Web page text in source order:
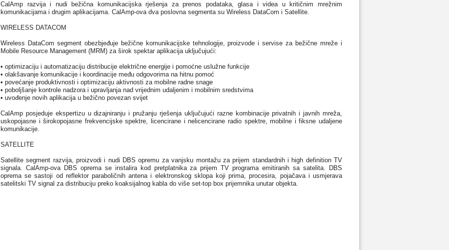
CalAmp razvija i nudi bežična komunikacijska rješenja za prenos podataka, glasa i videa u kritičnim mrežnim
komunikacijama i drugim aplikacijama. CalAmp-ova dva poslovna segmenta su Wireless DataCom i Satellite.
WIRELESS DATACOM
Wireless DataCom segment obezbjeđuje bežične komunikacijske tehnologije, proizvode i servise za bežične mreže i
Mobile Resource Management (MRM) za širok spektar aplikacija uključujući:
• optimizaciju i automatizaciju distribucije električne energije i pomoćne uslužne funkcije
• olakšavanje komunikacije i koordinacije među odgovorima na hitnu pomoć
• povećanje produktivnosti i optimizaciju aktivnosti za mobilne radne snage
• poboljšanje kontrole nadzora i upravljanja nad vrijednim udaljenim i mobilnim sredstvima
• uvođenje novih aplikacija u bežično povezan svijet
CalAmp posjeduje ekspertizu u dizajniranju i pružanju rješenja uključujući razne kombinacije privatnih i javnih mreža,
uskopojasne i širokopojasne frekvencijske spektre, licencirane i nelicencirane radio spektre, mobilne i fiksne udaljene
komunikacije.
SATELLITE
Satellite segment razvija, proizvodi i nudi DBS opremu za vanjsku montažu za prijem standardnih i high definition TV
signala. CalAmp-ova DBS oprema se instalira kod pretplatnika za prijem TV programa emitiranih sa satelita. DBS
oprema se sastoji od reflektor paraboličnih antena i elektronskog sklopa koji prima, procesira, pojačava i usmjerava
satelitski TV signal za distribuciju preko koaksijalnog kabla do više set-top box prijemnika unutar objekta.